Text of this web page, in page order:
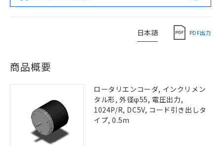
日本語 PDF出力
商品概要
ロータリエンコーダ, インクリメン
タル形, 外径φ55, 電圧出力,
1024P/R, DC5V, コード引き出しタ
イプ, 0.5m